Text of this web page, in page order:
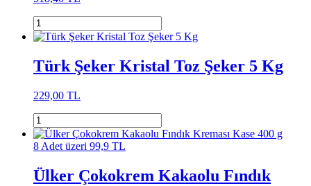
Türk Şeker Kristal Toz Şeker 5 Kg
229,00 TL
8 Adet üzeri 99,9 TL
Ülker Çokokrem Kakaolu Fındık